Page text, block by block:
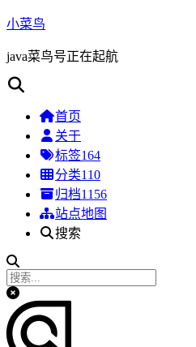
小菜鸟
java菜鸟号正在起航
首页
关于
标签164
分类110
归档1156
站点地图
搜索